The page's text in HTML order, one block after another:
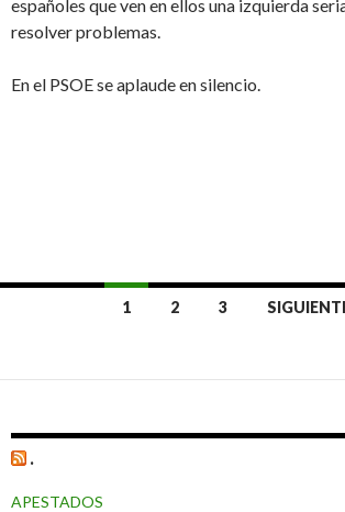
españoles que ven en ellos una izquierda
resolver problemas.
En el PSOE se aplaude en silencio.
a
entradas
1 2 3
.
APESTADOS